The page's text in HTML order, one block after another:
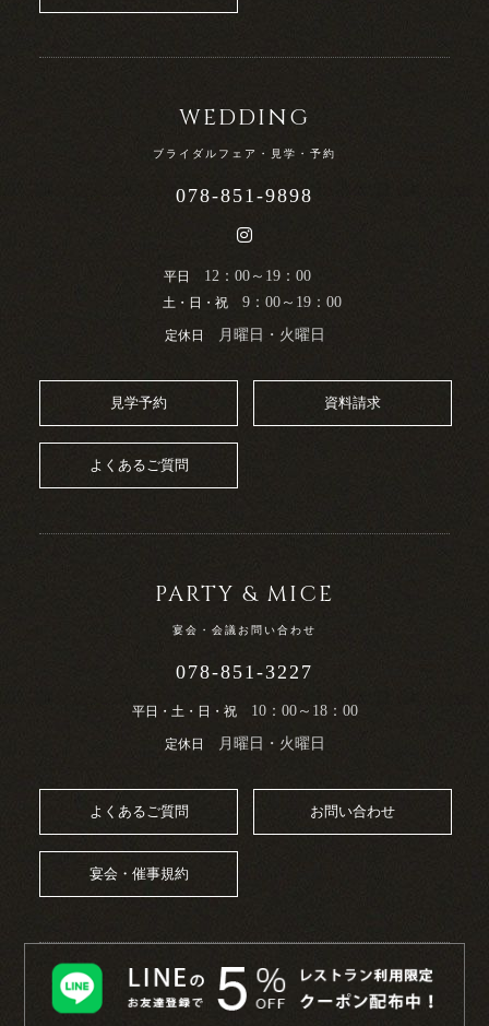
WEDDING
ブライダルフェア・見学・予約
078-851-9898
平日 12：00～19：00
土・日・祝 9：00～19：00
定休日 月曜日・火曜日
見学予約 資料請求
よくあるご質問
PARTY & MICE
宴会・会議お問い合わせ
078-851-3227
平日・土・日・祝 10：00～18：00
定休日 月曜日・火曜日
よくあるご質問 お問い合わせ
宴会・催事規約